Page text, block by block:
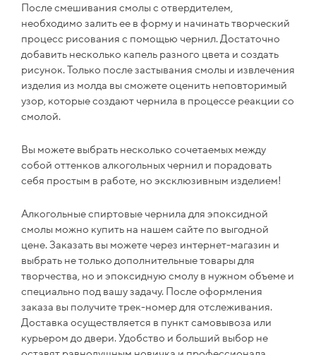
После смешивания смолы с отвердителем,
необходимо залить ее в форму и начинать творческий
процесс рисования с помощью чернил. Достаточно
добавить несколько капель разного цвета и создать
рисунок. Только после застывания смолы и извлечения
изделия из молда вы сможете оценить неповторимый
узор, которые создают чернила в процессе реакции со
смолой.
Вы можете выбрать несколько сочетаемых между
собой оттенков алкогольных чернил и порадовать
себя простым в работе, но эксклюзивным изделием!
Алкогольные спиртовые чернила для эпоксидной
смолы можно купить на нашем сайте по выгодной
цене. Заказать вы можете через интернет-магазин и
выбрать не только дополнительные товары для
творчества, но и эпоксидную смолу в нужном объеме и
специально под вашу задачу. После оформления
заказа вы получите трек-номер для отслеживания.
Доставка осуществляется в пункт самовывоза или
курьером до двери. Удобство и больший выбор не